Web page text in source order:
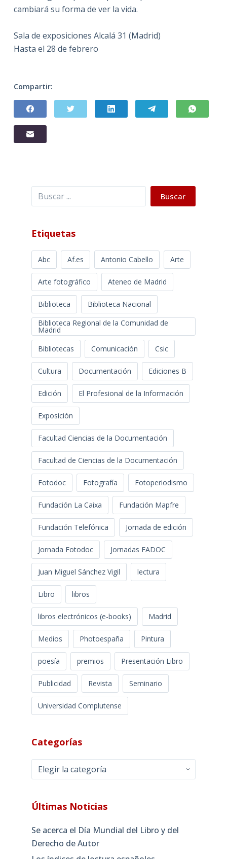
cambiará su forma de ver la vida.
Sala de exposiciones Alcalá 31 (Madrid)
Hasta el 28 de febrero
Compartir:
Buscar Buscar
Etiquetas
Abc Af.es Antonio Cabello Arte
Arte fotográfico Ateneo de Madrid
Biblioteca
Biblioteca Nacional
Biblioteca Regional de la Comunidad de
Madrid
Bibliotecas
Comunicación Csic
Cultura Documentación Ediciones B
Edición El Profesional de la Información
Exposición
Facultad Ciencias de la Documentación
Facultad de Ciencias de la Documentación
Fotodoc Fotografía Fotoperiodismo
Fundación La Caixa Fundación Mapfre
Fundación Telefónica Jornada de edición
Jornada Fotodoc Jornadas FADOC
Juan Miguel Sánchez Vigil lectura
Libro libros
libros electrónicos (e-books) Madrid
Medios Photoespaña Pintura
poesía premios Presentación Libro
Publicidad Revista Seminario
Universidad Complutense
Categorías
Categorías
Últimas Noticias
Se acerca el Día Mundial del Libro y del
Derecho de Autor